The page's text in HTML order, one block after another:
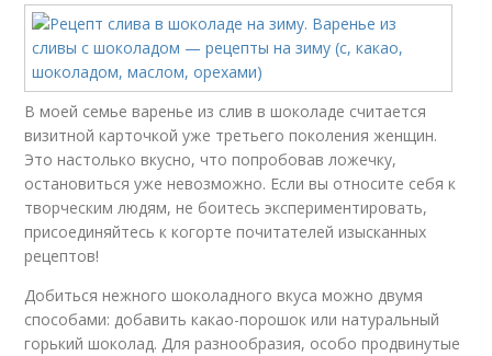
В моей семье варенье из слив в шоколаде считается
визитной карточкой уже третьего поколения женщин.
Это настолько вкусно, что попробовав ложечку,
остановиться уже невозможно. Если вы относите себя к
творческим людям, не боитесь экспериментировать,
присоединяйтесь к когорте почитателей изысканных
рецептов!
Добиться нежного шоколадного вкуса можно двумя
способами: добавить какао-порошок или натуральный
горький шоколад. Для разнообразия, особо продвинутые